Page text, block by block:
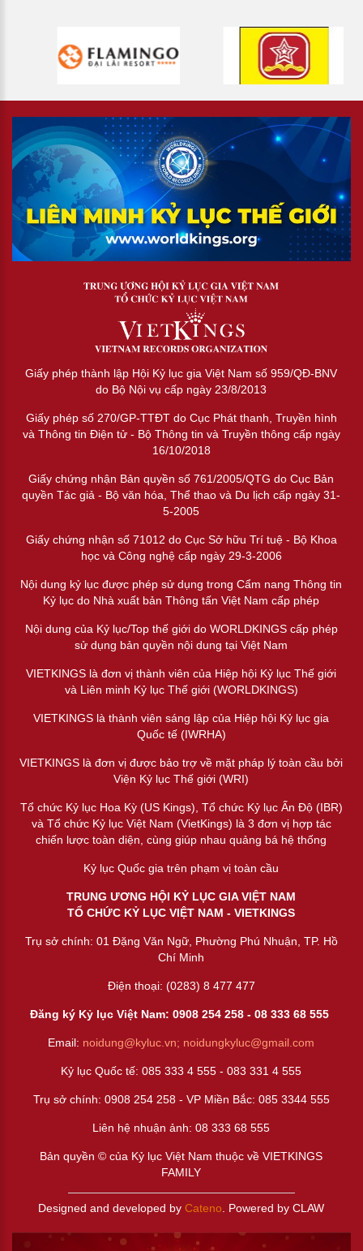
Giấy phép thành lập Hội Kỷ lục gia Việt Nam số 959/QĐ-BNV
do Bộ Nội vụ cấp ngày 23/8/2013
Giấy phép số 270/GP-TTĐT do Cục Phát thanh, Truyền hình
và Thông tin Điện tử - Bộ Thông tin và Truyền thông cấp ngày
16/10/2018
Giấy chứng nhận Bản quyền số 761/2005/QTG do Cục Bản
quyền Tác giả - Bộ văn hóa, Thể thao và Du lịch cấp ngày 31-
5-2005
Giấy chứng nhận số 71012 do Cục Sở hữu Trí tuệ - Bộ Khoa
học và Công nghệ cấp ngày 29-3-2006
Nội dung kỷ lục được phép sử dụng trong Cẩm nang Thông tin
Kỷ lục do Nhà xuất bản Thông tấn Việt Nam cấp phép
Nội dung của Kỷ lục/Top thế giới do WORLDKINGS cấp phép
sử dụng bản quyền nội dung tại Việt Nam
VIETKINGS là đơn vị thành viên của Hiệp hội Kỷ lục Thế giới
và Liên minh Kỷ lục Thế giới (WORLDKINGS)
VIETKINGS là thành viên sáng lập của Hiệp hội Kỷ lục gia
Quốc tế (IWRHA)
VIETKINGS là đơn vị được bảo trợ về mặt pháp lý toàn cầu bởi
Viện Kỷ lục Thế giới (WRI)
Tổ chức Kỷ lục Hoa Kỳ (US Kings), Tổ chức Kỷ lục Ấn Độ (IBR)
và Tổ chức Kỷ lục Việt Nam (VietKings) là 3 đơn vị hợp tác
chiến lược toàn diện, cùng giúp nhau quảng bá hệ thống
Kỷ lục Quốc gia trên phạm vị toàn cầu
TRUNG ƯƠNG HỘI KỶ LỤC GIA VIỆT NAM
TỔ CHỨC KỶ LỤC VIỆT NAM - VIETKINGS
Trụ sở chính: 01 Đặng Văn Ngữ, Phường Phú Nhuận, TP. Hồ
Chí Minh
Điện thoại: (0283) 8 477 477
Đăng ký Kỷ lục Việt Nam: 0908 254 258 -08 333 68 555
Email: noidung@kyluc.vn; noidungkyluc@gmail.com
Kỷ lục Quốc tế: 085 333 4 555 - 083 331 4 555
Trụ sở chính: 0908 254 258 - VP Miền Bắc: 085 3344 555
Liên hệ nhuận ảnh:08 333 68 555
Bản quyền © của Kỷ lục Việt Nam thuộc về VIETKINGS
FAMILY
Designed and developed byCateno . Powered by CLAW